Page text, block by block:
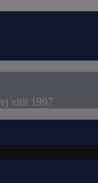
vitit 1997